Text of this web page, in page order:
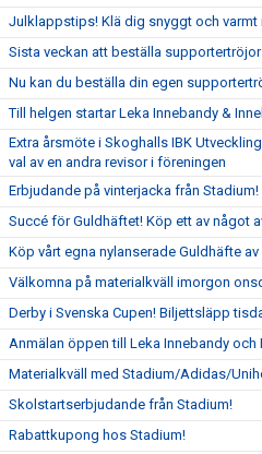
Julklappstips! Klä dig snyggt och varmt
Sista veckan att beställa
Nu kan du beställa din egen
Till helgen startar Leka Innebandy &
Extra årsmöte i Skoghalls IBK
val av en andra revisor i föreningen
Erbjudande på vinterjacka från Stadium!
Succé för Guldhäftet! Köp ett av något
Köp vårt egna nylanserade Guldhäfte av
Välkomna på materialkväll imorgon
Derby i Svenska Cupen! Biljettsläpp
Anmälan öppen till Leka Innebandy och
Materialkväll med Stadium/Adidas/
Skolstartserbjudande från Stadium!
Rabattkupong hos Stadium!